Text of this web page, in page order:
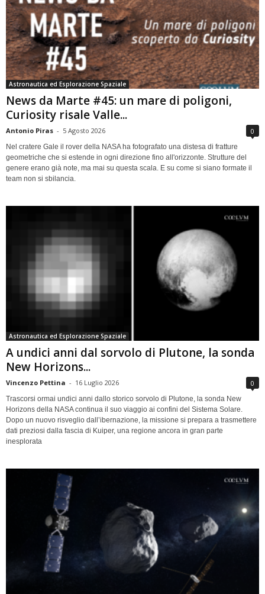
Astronautica ed Esplorazione Spaziale
News da Marte #45: un mare di poligoni,
Curiosity risale Valle...
Antonio Piras - 5 Agosto 2026 0
Nel cratere Gale il rover della NASA ha fotografato una distesa di fratture
geometriche che si estende in ogni direzione fino all'orizzonte. Strutture del
genere erano già note, ma mai su questa scala. E su come si siano formate il
team non si sbilancia.
Astronautica ed Esplorazione Spaziale
A undici anni dal sorvolo di Plutone, la sonda
New Horizons...
Vincenzo Pettina - 16 Luglio 2026 0
Trascorsi ormai undici anni dallo storico sorvolo di Plutone, la sonda New
Horizons della NASA continua il suo viaggio ai confini del Sistema Solare.
Dopo un nuovo risveglio dall’ibernazione, la missione si prepara a trasmettere
dati preziosi dalla fascia di Kuiper, una regione ancora in gran parte
inesplorata